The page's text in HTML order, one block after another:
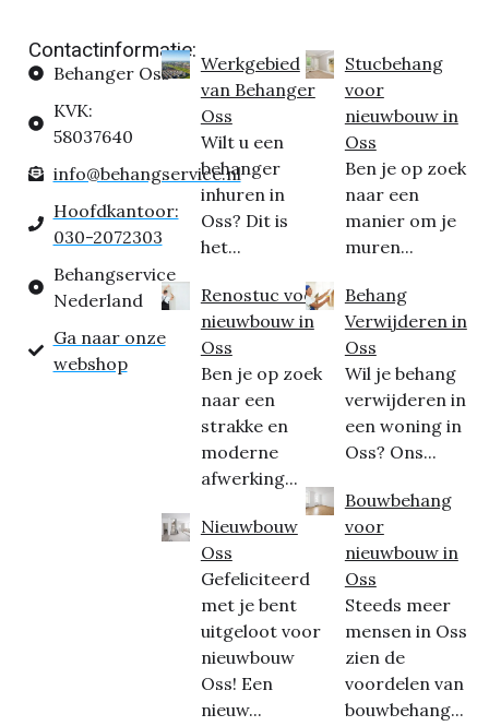
Contactinformatie:
Behanger Oss
KVK:
58037640
info@behangservice.nl
Hoofdkantoor:
030-2072303
Behangservice
Nederland
Ga naar onze
webshop
Werkgebied
van Behanger
Oss
Wilt u een
behanger
inhuren in
Oss? Dit is
het...
Renostuc voor
nieuwbouw in
Oss
Ben je op zoek
naar een
strakke en
moderne
afwerking...
Nieuwbouw
Oss
Gefeliciteerd
met je bent
uitgeloot voor
nieuwbouw
Oss! Een
nieuw...
Stucbehang
voor
nieuwbouw in
Oss
Ben je op zoek
naar een
manier om je
muren...
Behang
Verwijderen in
Oss
Wil je behang
verwijderen in
een woning in
Oss? Ons...
Bouwbehang
voor
nieuwbouw in
Oss
Steeds meer
mensen in Oss
zien de
voordelen van
bouwbehang...